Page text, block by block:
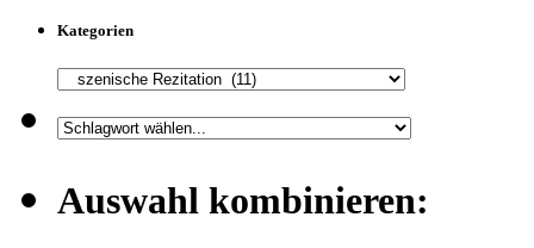
Kategorien
Auswahl kombinieren: